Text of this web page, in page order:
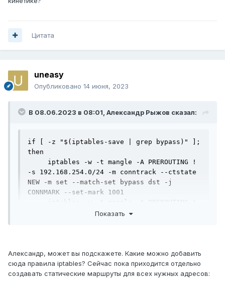
Цитата
uneasy
Опубликовано 14 июня, 2023
В 08.06.2023 в 08:01, Александр Рыжов сказал:
if [ -z "$(iptables-save | grep bypass)" ];
then
iptables -w -t mangle -A PREROUTING !
-s 192.168.254.0/24 -m conntrack --ctstate
NEW -m set --match-set bypass dst -j
CONNMARK --set-mark 1001
iptables -w -t mangle -A PREROUTING !
-s 192.168.254.0/24 -m set --match-set
Показать
Александр, может вы подскажете. Какие можно добавить
сюда правила iptables? Сейчас пока приходится отдельно
создавать статические маршруты для всех нужных адресов: